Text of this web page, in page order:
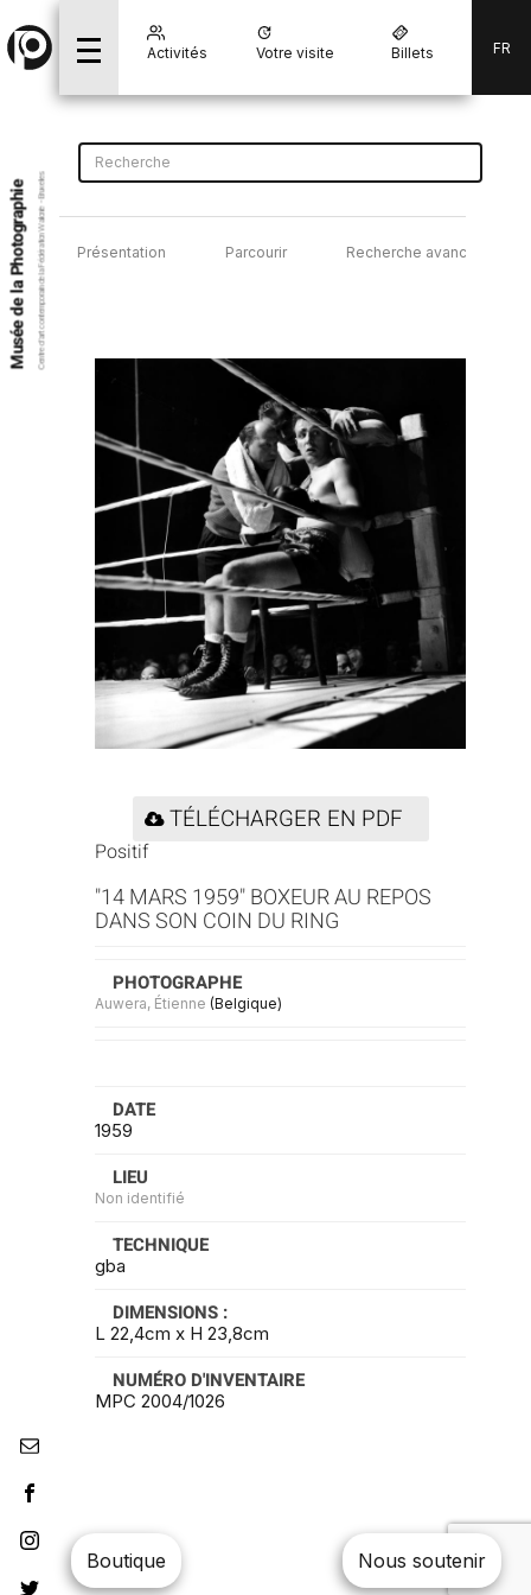
Boutique Nous soutenir
Musée de la PhotographieCentre d’art contemporain de la Fédération Wallonie - Bruxelles
Activités Votre visite Billets FR
Présentation Parcourir Recherche avancée
TÉLÉCHARGER EN PDF
Positif
"14 MARS 1959" BOXEUR AU REPOS
DANS SON COIN DU RING
PHOTOGRAPHE
Auwera, Étienne (Belgique)
DATE
1959
LIEU
Non identifié
TECHNIQUE
gba
DIMENSIONS :
L 22,4cm x H 23,8cm
NUMÉRO D'INVENTAIRE
MPC 2004/1026